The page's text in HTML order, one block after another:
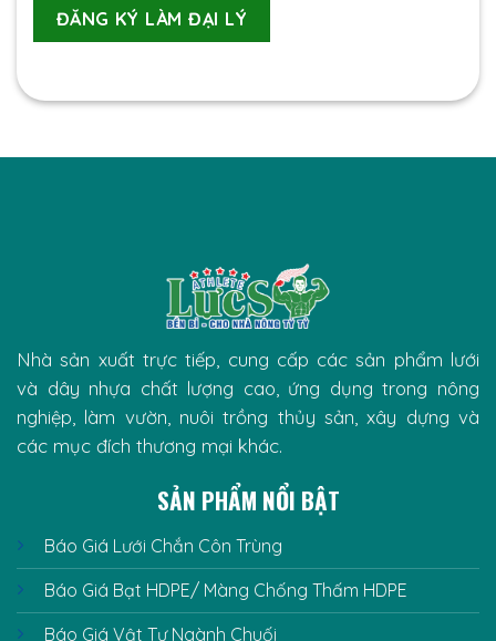
Nhà sản xuất trực tiếp, cung cấp các sản phẩm lưới
và dây nhựa chất lượng cao, ứng dụng trong nông
nghiệp, làm vườn, nuôi trồng thủy sản, xây dựng và
các mục đích thương mại khác.
SẢN PHẨM NỔI BẬT
Báo Giá Lưới Chắn Côn Trùng
Báo Giá Bạt HDPE/ Màng Chống Thấm HDPE
Báo Giá Vật Tư Ngành Chuối